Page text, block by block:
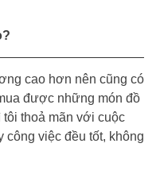
cao hơn nên cũng có
được những món đồ
tôi thoả mãn với cuộc
công việc đều tốt, không